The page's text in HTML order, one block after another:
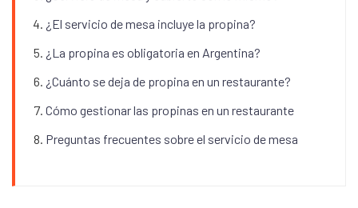
¿El servicio de mesa incluye la propina?
¿La propina es obligatoria en Argentina?
¿Cuánto se deja de propina en un restaurante?
Cómo gestionar las propinas en un restaurante
Preguntas frecuentes sobre el servicio de mesa